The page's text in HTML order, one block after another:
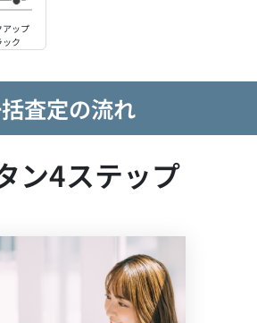
アップ
ック
査定の流れ
ン4ステップ